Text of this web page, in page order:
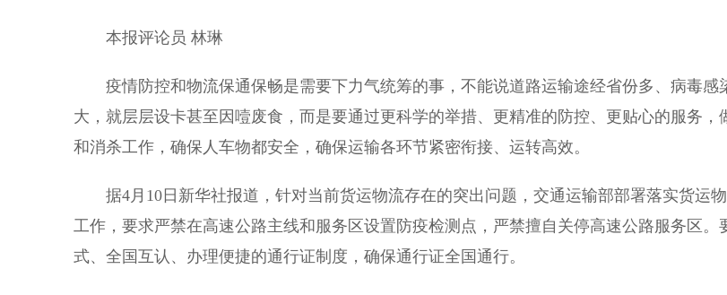
本报评论员 林琳
疫情防控和物流保通保畅是需要下力气统筹的事，不能说道路运输途经省份多、病毒感
大，就层层设卡甚至因噎废食，而是要通过更科学的举措、更精准的防控、更贴心的服务，
和消杀工作，确保人车物都安全，确保运输各环节紧密衔接、运转高效。
据4月10日新华社报道，针对当前货运物流存在的突出问题，交通运输部部署落实货运
工作，要求严禁在高速公路主线和服务区设置防疫检测点，严禁擅自关停高速公路服务区。
式、全国互认、办理便捷的通行证制度，确保通行证全国通行。